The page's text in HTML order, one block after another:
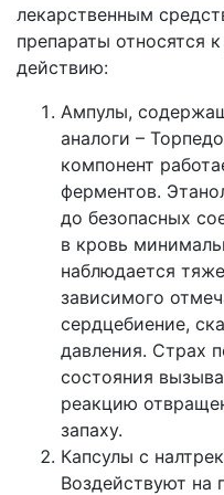
лекарственным
препараты относятся
действию:
Ампулы,
аналоги –
компонент
ферментов.
до безопасных
в кровь
наблюдается
зависимого
сердцебиение,
давления. Страх
состояния
реакцию
запаху.
Капсулы с
Воздействуют на